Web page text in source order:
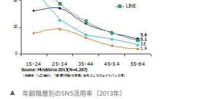
年齢階層別のSNS活用率（2013年）